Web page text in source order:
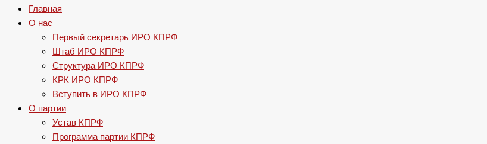
Главная
О нас
Первый секретарь ИРО КПРФ
Штаб ИРО КПРФ
Структура ИРО КПРФ
КРК ИРО КПРФ
Вступить в ИРО КПРФ
О партии
Устав КПРФ
Программа партии КПРФ